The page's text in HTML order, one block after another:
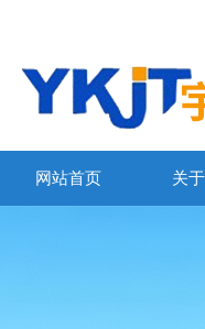
网站首页 关